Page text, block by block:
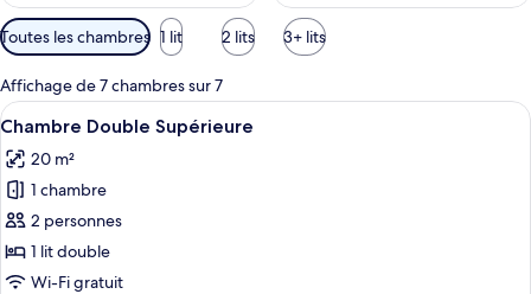
Filtres
disponibles
pour
les
chambres
Toutes les chambres 1 lit 2 lits 3+ lits
Affichage de 7 chambres sur 7
Afficher
toutes
les
photos
pour
ce
type
Une chambre d’hôtel équipée d’un
11
Chambre Double Supérieure
20 m²
1 chambre
2 personnes
1 lit double
Wi-Fi gratuit